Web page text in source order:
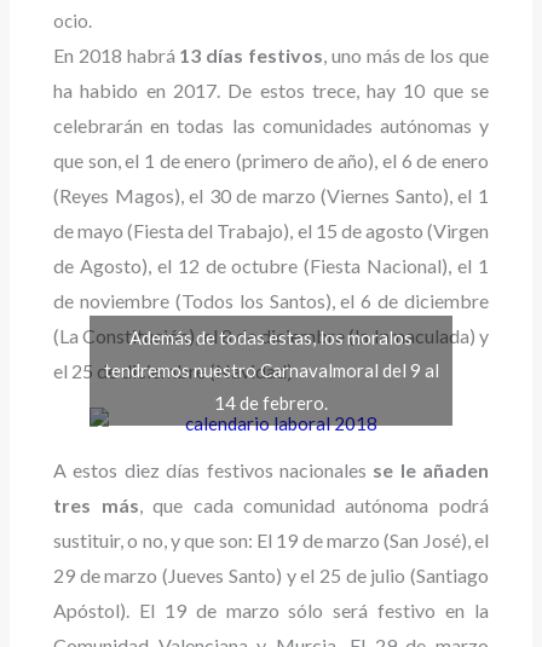
ocio.
En 2018 habrá 13 días festivos, uno más de los que
ha habido en 2017. De estos trece, hay 10 que se
celebrarán en todas las comunidades autónomas y
que son, el 1 de enero (primero de año), el 6 de enero
(Reyes Magos), el 30 de marzo (Viernes Santo), el 1
de mayo (Fiesta del Trabajo), el 15 de agosto (Virgen
de Agosto), el 12 de octubre (Fiesta Nacional), el 1
de noviembre (Todos los Santos), el 6 de diciembre
(La Constitución), el 8 de diciembre (la Inmaculada) y
el 25 de diciembre (Navidad)
Además de todas estas, los moralos
tendremos nuestro Carnavalmoral del 9 al
14 de febrero.
A estos diez días festivos nacionales se le añaden
tres más, que cada comunidad autónoma podrá
sustituir, o no, y que son: El 19 de marzo (San José), el
29 de marzo (Jueves Santo) y el 25 de julio (Santiago
Apóstol). El 19 de marzo sólo será festivo en la